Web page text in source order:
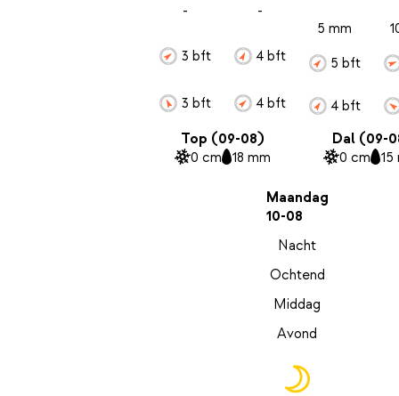
-
3 bft
3 bft
-
4 bft
4 bft
5 mm
5 bft
4 bft
Top (09-08)
0 cm 18 mm
Dal (09-
0 cm 15
Maandag
10-08
Nacht
Ochtend
Middag
Avond